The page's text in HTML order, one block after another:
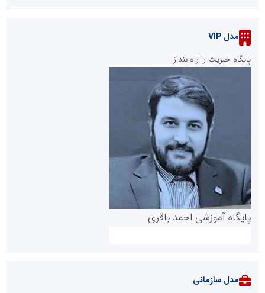
مدل VIP
پایگاه خبریت را راه بنداز
پایگاه آموزشی احمد باقری
مدل سازمانی